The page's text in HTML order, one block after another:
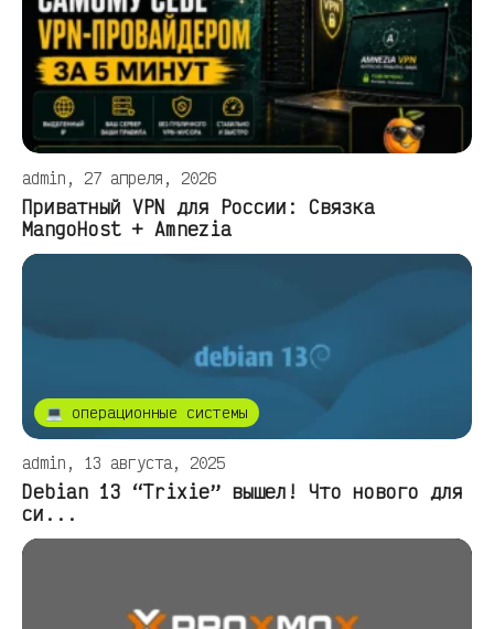
admin, 27 апреля, 2026
Приватный VPN для России: Связка
MangoHost + Amnezia
💻 операционные системы
admin, 13 августа, 2025
Debian 13 “Trixie” вышел! Что нового для
си...